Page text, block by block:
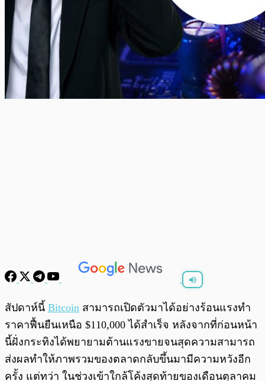
พร้อมเล่น 0:00
สัปดาห์นี้ Bitcoin สามารถเปิดตัวมาได้อย่างร้อนแรงทำ
ราคาฟื้นยืนเหนือ $110,000 ได้สำเร็จ หลังจากที่ก่อนหน้า
นี้ฝั่งกระทิงได้พยายามต้านแรงขายจนสุดความสามารถ
ส่งผลทำให้ภาพรวมของตลาดกลับขึ้นมามีความหวังอีก
ครั้ง แต่ทว่า ในช่วงเข้าใกล้โค้งสุดท้ายของเดือนตุลาคม